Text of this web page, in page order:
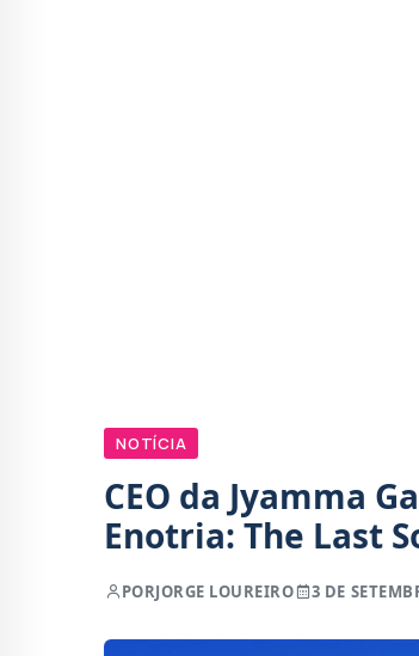
NOTÍCIA
CEO da Jyamma
Enotria: The Last
PORJORGE LOUREIRO 3 DE